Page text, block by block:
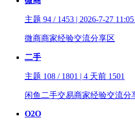
主题 94 / 1453 | 2026-7-27 11:05
微商商家经验交流分享区
二手
主题 108 / 1801 | 4 天前 1501
闲鱼二手交易商家经验交流分
O2O